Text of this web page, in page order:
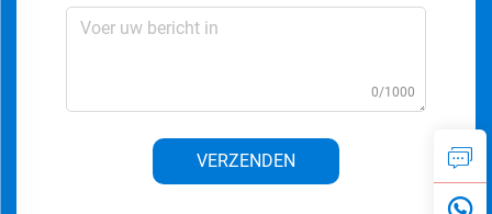
0/1000
VERZENDEN